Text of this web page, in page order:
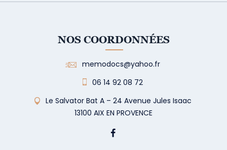
NOS COORDONNÉES
memodocs@yahoo.fr
06 14 92 08 72
Le Salvator Bat A – 24 Avenue Jules Isaac
13100 AIX EN PROVENCE